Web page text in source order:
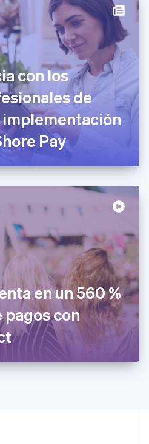
con los
de
Pay
en un 560 %
pagos con